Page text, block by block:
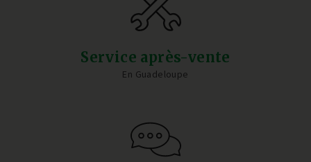
Service après-vente
En Guadeloupe